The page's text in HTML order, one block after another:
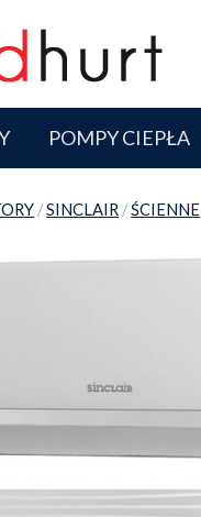
POMPY CIEPŁA
/SINCLAIR /ŚCIENNE